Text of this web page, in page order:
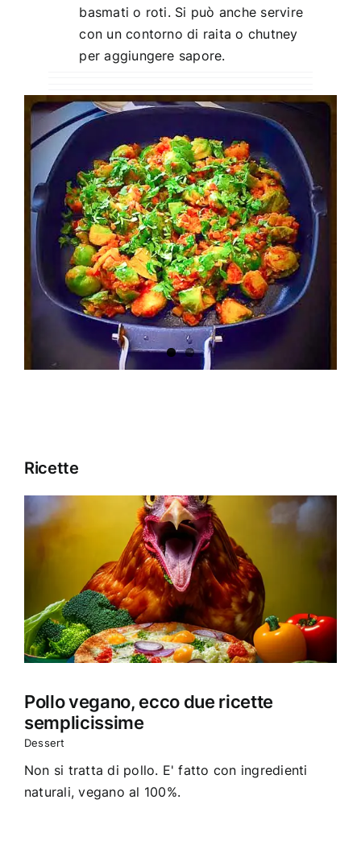
basmati o roti. Si può anche servire
con un contorno di raita o chutney
per aggiungere sapore.
Ricette
Pollo vegano, ecco due ricette
semplicissime
Dessert
Non si tratta di pollo. E' fatto con ingredienti
naturali, vegano al 100%.